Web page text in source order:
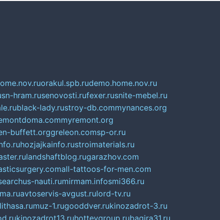
orakul.spb.rudemo.home.nov.ru
sn-hram.rusenovosti.rufexer.rusnite-mebel.ru
black-lady.rustroy-db.commynances.org
myremont.org
buffett.orggreleon.comsp-or.ru
hozjajkainfo.rustroimaterials.ru
landshaftblog.rugarazhov.com
all-tattoos-for-men.com
nauti.rumirmam.infosmi366.ru
avtoservis-avgust.rulord-tv.ru
lithasa.rumuz-1.rugooddver.rukinozadrot-3.ru
kinozadrot13.ruhotteygroup.rubagira31.ru